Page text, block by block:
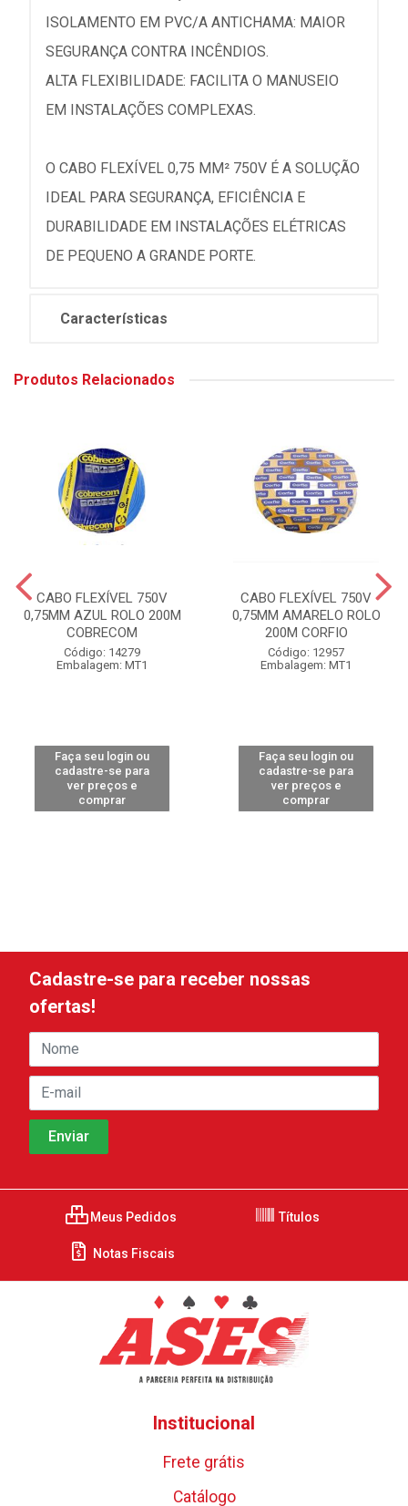
ISOLAMENTO EM PVC/A ANTICHAMA: MAIOR
SEGURANÇA CONTRA INCÊNDIOS.
ALTA FLEXIBILIDADE: FACILITA O MANUSEIO
EM INSTALAÇÕES COMPLEXAS.
O CABO FLEXÍVEL 0,75 MM² 750V É A SOLUÇÃO
IDEAL PARA SEGURANÇA, EFICIÊNCIA E
DURABILIDADE EM INSTALAÇÕES ELÉTRICAS
DE PEQUENO A GRANDE PORTE.
Características
Produtos Relacionados
CABO FLEXÍVEL 750V
0,75MM AZUL ROLO 200M
COBRECOM
Código: 14279
Embalagem: MT1
Faça seu login ou
cadastre-se para
ver preços e
comprar
CABO FLEXÍVEL 750V
0,75MM AMARELO ROLO
200M CORFIO
Código: 12957
Embalagem: MT1
Faça seu login ou
cadastre-se para
ver preços e
comprar
Cadastre-se para receber nossas
ofertas!
Meus Pedidos Títulos
Notas Fiscais
Institucional
Frete grátis
Catálogo